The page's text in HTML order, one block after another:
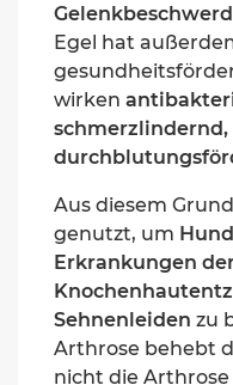
Egel hat
wirken
Aus diesem
genutzt, um
Erkrankungen
Sehnenleiden zu
Arthrose behebt
nicht die